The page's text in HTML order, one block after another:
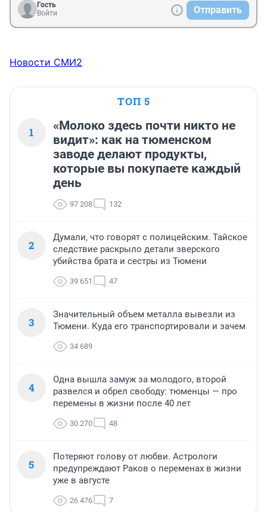
Гость
Войти
Отправить
Новости СМИ2
ТОП 5
1
«Молоко здесь почти никто не
видит»: как на тюменском
заводе делают продукты,
которые вы покупаете каждый
день
97 208 132
2
Думали, что говорят с полицейским. Тайское
следствие раскрыло детали зверского
убийства брата и сестры из Тюмени
39 651 47
3
Значительный объем металла вывезли из
Тюмени. Куда его транспортировали и зачем
34 689
4
Одна вышла замуж за молодого, второй
развелся и обрел свободу: тюменцы — про
перемены в жизни после 40 лет
30 270 48
5
Потеряют голову от любви. Астрологи
предупреждают Раков о переменах в жизни
уже в августе
26 476 7